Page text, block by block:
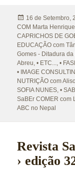
Publicado
a
16 de Setembro,
COM Marta
CAPRICHOS DE
EDUCAÇÃO com
Gomes - Ditadura
Abreu,• ETC...,•
• IMAGE
NUTRIÇÃO com
SOFIA NUNES,•
SaBEr COMER com
ABC no Nepal
Revista
› edição